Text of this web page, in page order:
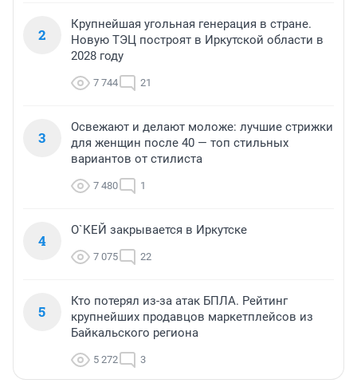
2
Крупнейшая угольная генерация в стране.
Новую ТЭЦ построят в Иркутской области в
2028 году
7 744 21
3
Освежают и делают моложе: лучшие стрижки
для женщин после 40 — топ стильных
вариантов от стилиста
7 480 1
4
О`КЕЙ закрывается в Иркутске
7 075 22
5
Кто потерял из-за атак БПЛА. Рейтинг
крупнейших продавцов маркетплейсов из
Байкальского региона
5 272 3